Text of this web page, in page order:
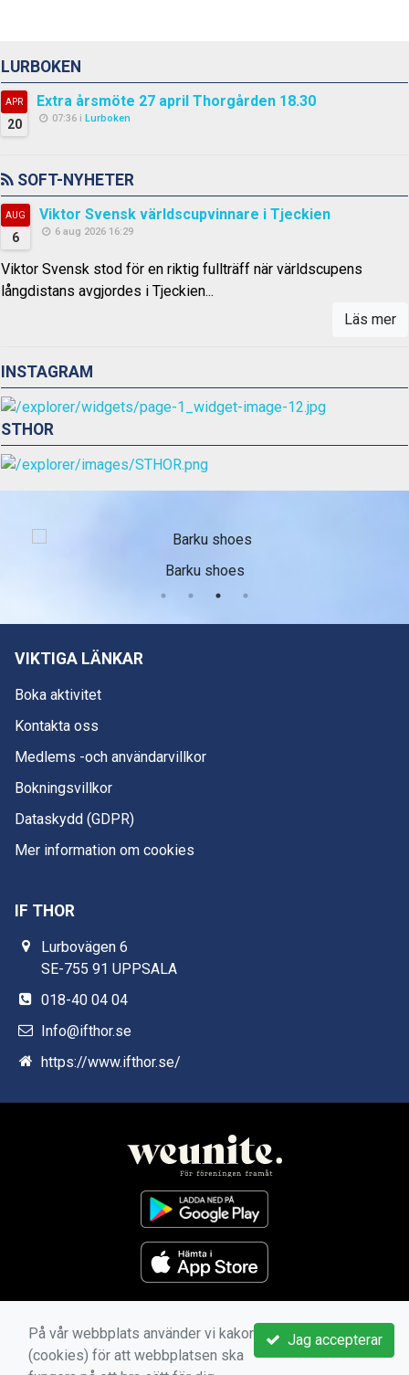
LURBOKEN
APR
20
Extra årsmöte 27 april Thorgården 18.30
07:36 i Lurboken
SOFT-NYHETER
AUG
6
Viktor Svensk världscupvinnare i Tjeckien
6 aug 2026 16:29
Viktor Svensk stod för en riktig fullträff när världscupens
långdistans avgjordes i Tjeckien...
Läs mer
INSTAGRAM
STHOR
Barku shoes
VIKTIGA LÄNKAR
Boka aktivitet
Kontakta oss
Medlems -och användarvillkor
Bokningsvillkor
Dataskydd (GDPR)
Mer information om cookies
IF THOR
Lurbovägen 6
SE-755 91 UPPSALA
018-40 04 04
Info@ifthor.se
https://www.ifthor.se/
Jag accepterar
På vår webbplats använder vi kakor
(cookies) för att webbplatsen ska